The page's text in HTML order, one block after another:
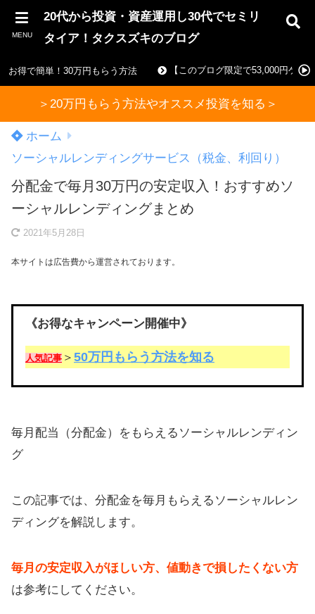
MENU
20代から投資・資産運用し30代でセミリ
タイア！タクスズキのブログ
お得で簡単！30万円もらう方法 【このブログ限定で53,000円ゲッ
＞20万円もらう方法やオススメ投資を知る＞
ホーム
ソーシャルレンディングサービス（税金、利回り）
分配金で毎月30万円の安定収入！おすすめソ
ーシャルレンディングまとめ
2021年5月28日
本サイトは広告費から運営されております。
《お得なキャンペーン開催中》
人気記事 ＞ 50万円もらう方法を知る
毎月配当（分配金）をもらえるソーシャルレンディン
グ
この記事では、分配金を毎月もらえるソーシャルレン
ディングを解説します。
毎月の安定収入がほしい方、値動きで損したくない方
は参考にしてください。